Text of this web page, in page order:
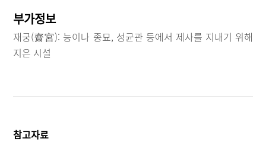
부가정보
재궁(齋宮): 능이나 종묘, 성균관 등에서 제사를 지내기 위해
지은 시설
참고자료